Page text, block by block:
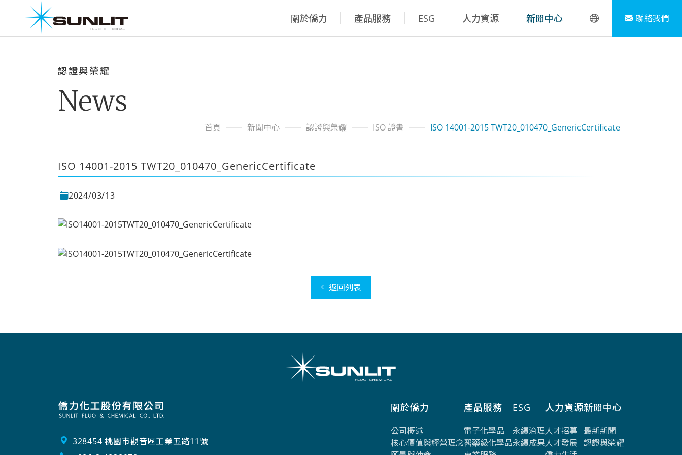
關於僑力 產品服務 ESG 人力資源 新聞中心 聯絡我們
認證與榮耀
News
首頁 新聞中心 認證與榮耀 ISO 證書 ISO 14001-2015 TWT20_010470_GenericCertificate
ISO 14001-2015 TWT20_010470_GenericCertificate
2024/03/13
返回列表
328454 桃園市觀音區工業五路11號
關於僑力
公司概述
核心價值與經營理念
產品服務
電子化學品
醫藥級化學品
ESG
永續治理
永續成果
人力資源
人才招募
人才發展
新聞中心
最新新聞
認證與榮耀